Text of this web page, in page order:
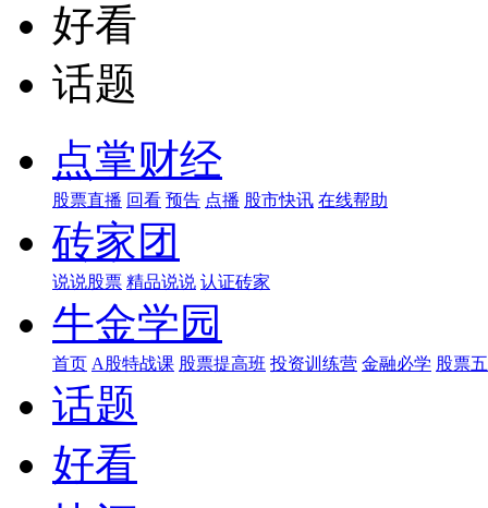
好看
话题
点掌财经
股票直播 回看 预告 点播 股市快讯 在线帮助
砖家团
说说股票 精品说说 认证砖家
牛金学园
首页 A股特战课 股票提高班 投资训练营 金融必学 股票
话题
好看